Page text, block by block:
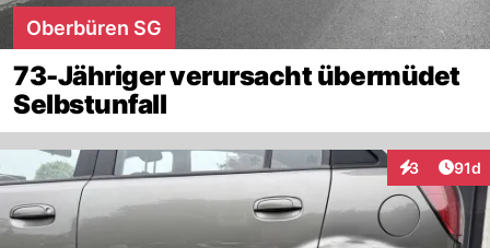
Oberbüren SG
73-Jähriger verursacht übermüdet
Selbstunfall
3
Interaktionen
91d